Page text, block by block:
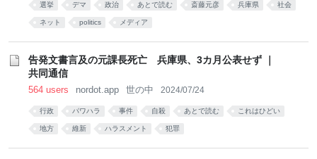
選挙 デマ 政治 あとで読む 斎藤元彦 兵庫県 社会
ネット politics メディア
告発文書言及の元課長死亡 兵庫県、3カ月公表せず ｜
共同通信
564 users nordot.app 世の中 2024/07/24
行政 パワハラ 事件 自殺 あとで読む これはひどい
地方 維新 ハラスメント 犯罪